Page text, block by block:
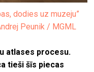
dodies uz muzeju”
Peunik / MGML
atlases procesu.
tieši šīs piecas